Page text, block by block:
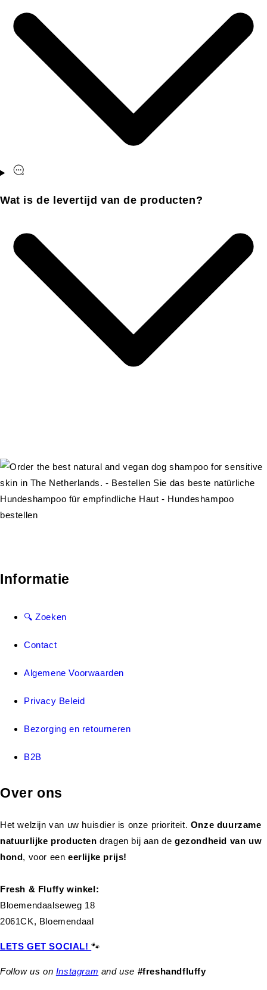
Wat is de levertijd van de producten?
Informatie
🔍 Zoeken
Contact
Algemene Voorwaarden
Privacy Beleid
Bezorging en retourneren
B2B
Over ons
Het welzijn van uw huisdier is onze prioriteit. Onze duurzame
natuurlijke productendragen bij aan de gezondheid van uw
hond, voor eeneerlijke prijs!
Fresh & Fluffy winkel:
Bloemendaalseweg 18
2061CK, Bloemendaal
LETS GET SOCIAL!🐾
Follow us on Instagram and use #freshandfluffy